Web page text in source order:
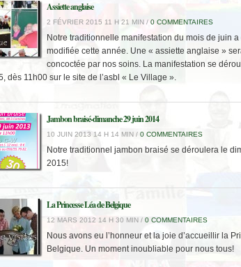
Assiette anglaise
2 FÉVRIER 2015 11 H 21 MIN / 0 COMMENTAIRES
Notre traditionnelle manifestation du mois de juin
modifiée cette année. Une « assiette anglaise »
concoctée par nos soins. La manifestation se
dès 11h00 sur le site de l’asbl « Le Village ».
Jambon braisé-dimanche 29 juin 2014
10 JUIN 2013 14 H 14 MIN / 0 COMMENTAIRES
Notre traditionnel jambon braisé se déroulera le
2015!
La Princesse Léa de Belgique
12 MARS 2012 14 H 30 MIN / 0 COMMENTAIRES
Nous avons eu l’honneur et la joie d’accueillir la
Belgique. Un moment inoubliable pour nous tous!